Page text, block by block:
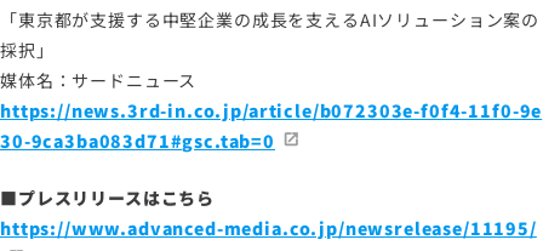
サイトマップ
サイトのご利用について
プライバシーポリシー
「東京都が支援する中堅企業の成長を支えるAIソリューション案の
採択」
媒体名：サードニュース
https://news.3rd-in.co.jp/article/b072303e-f0f4-11f0-9e
30-9ca3ba083d71#gsc.tab=0
■プレスリリースはこちら
https://www.advanced-media.co.jp/newsrelease/11195/